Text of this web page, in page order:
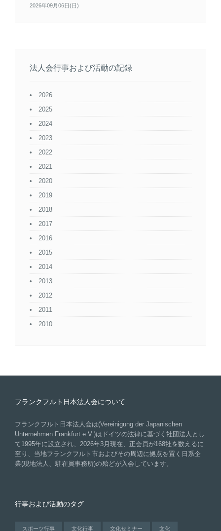
2026年09月06日(日)
法人会行事および活動の記録
2026
2025
2024
2023
2022
2021
2020
2019
2018
2017
2016
2015
2014
2013
2012
2011
2010
フランクフルト日本法人会について
フランクフルト日本法人会は(Vereinigung der Japanischen
Unternehmen Frankfurt e.V.)はドイツの法律に基づく社団法人とし
て1995年に設立され、2026年3月現在、正会員が168社を数えるに
至り、当地フランクフルト市およびその周辺に拠点を置く日系企
業(現地法人、駐在員事務所)の殆どが入会しています。
行事および活動のタグ
スポーツ行事 文化行事 文化セミナー 文化